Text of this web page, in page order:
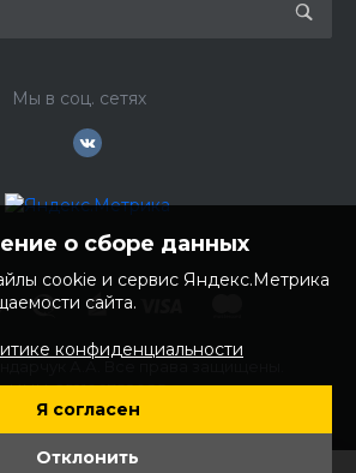
Мы в соц. сетях
ИНН: 252100758085
304250236200270
край, Надеждинский район,
Надеждинское, ул. Торопова 12
о сборе данных
cookie и сервис Яндекс.Метрика
сайта.
конфиденциальности
Я согласен
Отклонить